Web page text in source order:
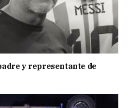
y representante de